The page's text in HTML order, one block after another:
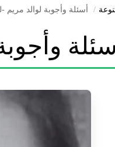
أسئلة وأجوبة لوالد مريم -
أسئلة